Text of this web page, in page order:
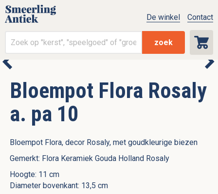
zoek
De winkel Contact
Bloempot Flora Rosaly
a. pa 10
Bloempot Flora, decor Rosaly, met goudkleurige biezen
Gemerkt: Flora Keramiek Gouda Holland Rosaly
Hoogte: 11 cm
Diameter bovenkant: 13,5 cm